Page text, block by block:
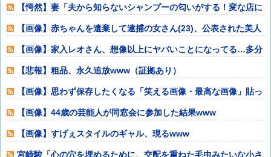
【愕然】妻「夫から知らないシャンプーの匂いがする！変な店に
行ってるに違い
【画像】赤ちゃんを遺棄して逮捕の女さん(23)、公表された美人
すぎるご尊
【画像】家入レオさん、想像以上にヤバいことになってる…多分
想像の何倍以上
【悲報】粗品、永久追放www（証拠あり）
【画像】思わず保存したくなる「笑える画像・最高な画像」貼っ
ていけwww
【画像】44歳の芸能人が同窓会に参加した結果www
【画像】すげぇスタイルのギャル、現るwww
宮崎駿「心の穴を埋めるために、交配を重ねた毛虫みたいな小さ